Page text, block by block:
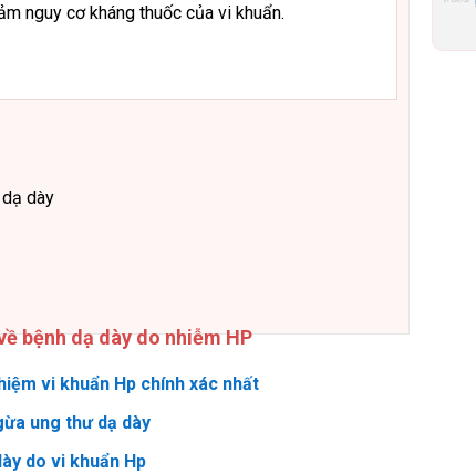
nguy cơ kháng thuốc của vi khuẩn.
dày
bệnh dạ dày do nhiễm HP
vi khuẩn Hp chính xác nhất
ung thư dạ dày
do vi khuẩn Hp